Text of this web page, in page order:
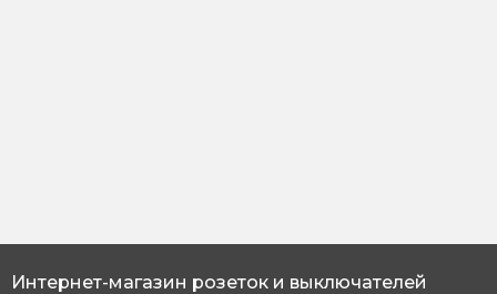
Интернет-магазин розеток и выключателей